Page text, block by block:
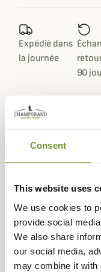
Consent
This website uses
We use cookies to
provide social
We also share
our social media,
may combine it with
Expédié dans
la journée
90
Primaloft qui sera
les froides journées
Cette veste huilée
coton huilée qui la
donnant cet aspect